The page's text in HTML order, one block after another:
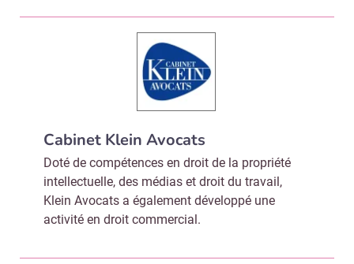
Cabinet Klein Avocats
Doté de compétences en droit de la propriété
intellectuelle, des médias et droit du travail,
Klein Avocats a également développé une
activité en droit commercial.